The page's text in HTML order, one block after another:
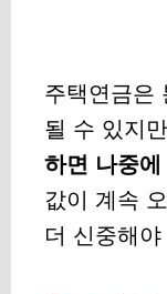
주택연금은
될 수 있지
하면 나중에
값이 계속
더 신중해